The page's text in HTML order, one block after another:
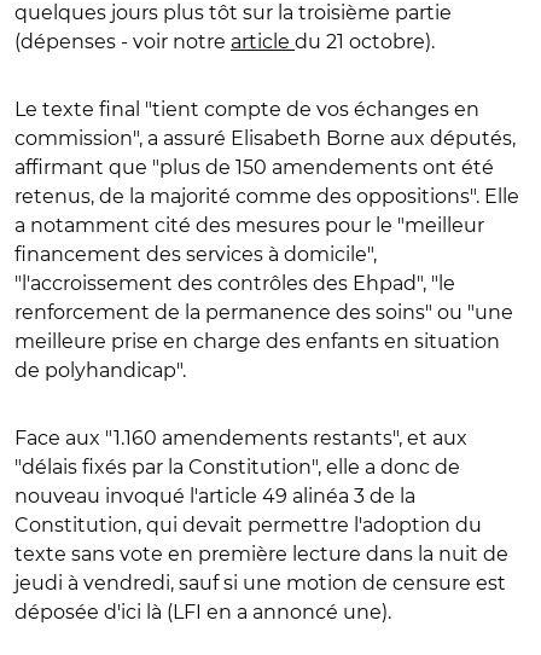
quelques jours plus tôt sur la troisième partie
(dépenses - voir notre article du 21 octobre).
Le texte final "tient compte de vos échanges en
commission", a assuré Elisabeth Borne aux députés,
affirmant que "plus de 150 amendements ont été
retenus, de la majorité comme des oppositions". Elle
a notamment cité des mesures pour le "meilleur
financement des services à domicile",
"l'accroissement des contrôles des Ehpad", "le
renforcement de la permanence des soins" ou "une
meilleure prise en charge des enfants en situation
de polyhandicap".
Face aux "1.160 amendements restants", et aux
"délais fixés par la Constitution", elle a donc de
nouveau invoqué l'article 49 alinéa 3 de la
Constitution, qui devait permettre l'adoption du
texte sans vote en première lecture dans la nuit de
jeudi à vendredi, sauf si une motion de censure est
déposée d'ici là (LFI en a annoncé une).